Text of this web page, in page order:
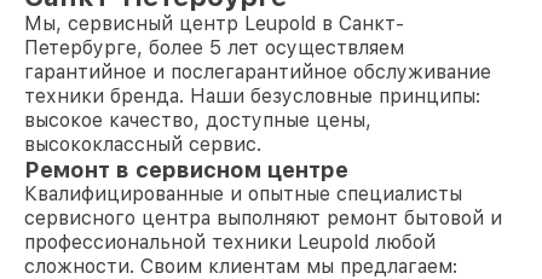
Мы, сервисный центр Leupold в Санкт-
Петербурге, более 5 лет осуществляем
гарантийное и послегарантийное обслуживание
техники бренда. Наши безусловные принципы:
высокое качество, доступные цены,
высококлассный сервис.
Ремонт в сервисном центре
Квалифицированные и опытные специалисты
сервисного центра выполняют ремонт бытовой и
профессиональной техники Leupold любой
сложности. Своим клиентам мы предлагаем: